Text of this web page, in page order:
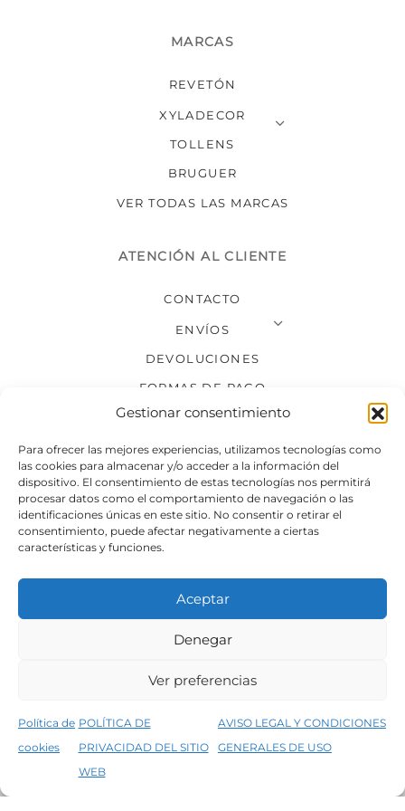
Gestionar consentimiento
Para ofrecer las mejores experiencias, utilizamos tecnologías como
las cookies para almacenar y/o acceder a la información del
dispositivo. El consentimiento de estas tecnologías nos permitirá
procesar datos como el comportamiento de navegación o las
identificaciones únicas en este sitio. No consentir o retirar el
consentimiento, puede afectar negativamente a ciertas
características y funciones.
Aceptar
Denegar
Ver preferencias
Política de
cookies
POLÍTICA DE
PRIVACIDAD DEL SITIO
WEB
AVISO LEGAL Y CONDICIONES
GENERALES DE USO
5% de descuento en tu primera compra, utiliza el código PRIMERACOMPRA
MARCAS
REVETÓN
XYLADECOR
TOLLENS
BRUGUER
VER TODAS LAS MARCAS
ATENCIÓN AL CLIENTE
CONTACTO
ENVÍOS
DEVOLUCIONES
FORMAS DE PAGO
SÍGUENOS
Condiciones generales de venta
Política de privacidad del sitio web
©2026 Decopintur- todos los derechos